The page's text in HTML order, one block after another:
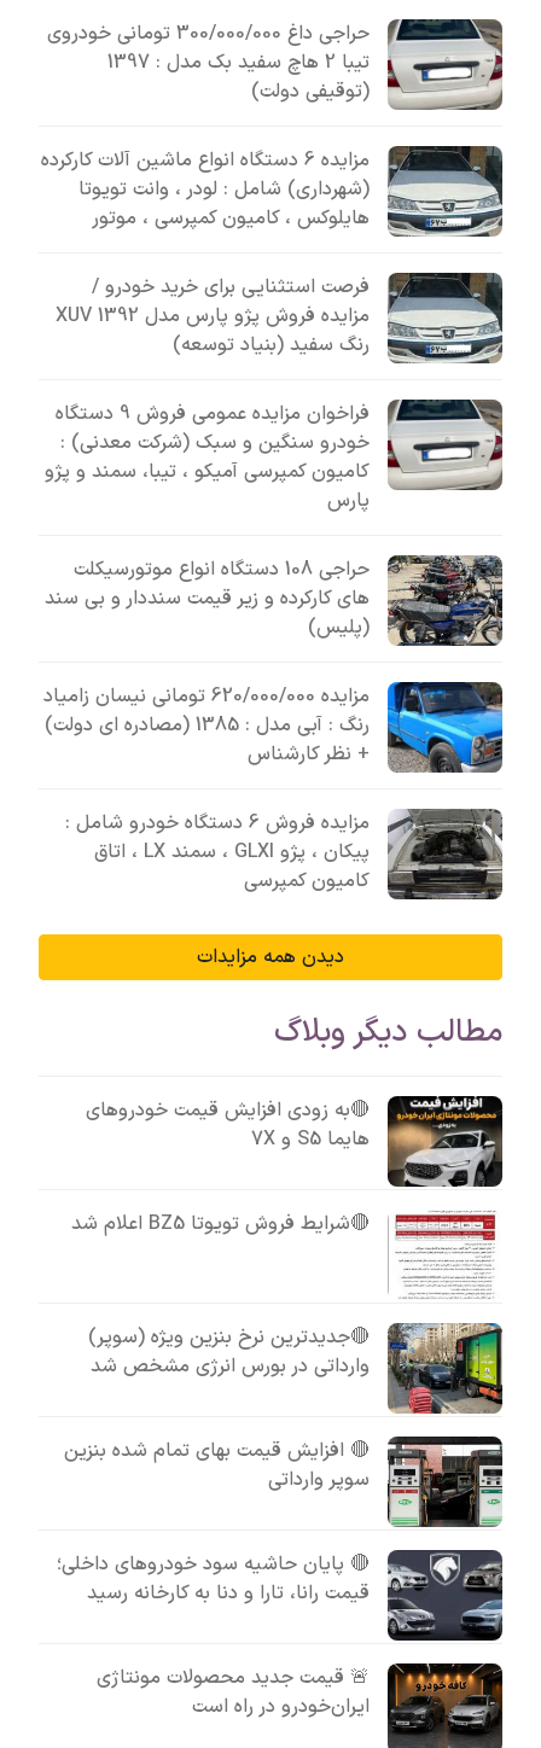
حراجی داغ 300/000/000 تومانی خودروی
تیبا 2 هاچ سفید بک مدل : 1397
(توقیفی دولت)
مزایده 6 دستگاه انواع ماشین آلات کارکرده
(شهرداری) شامل : لودر ، وانت تویوتا
هایلوکس ، کامیون کمپرسی ، موتور
فرصت استثنایی برای خرید خودرو /
مزایده فروش پژو پارس مدل 1392 XUV
رنگ سفید (بنیاد توسعه)
فراخوان مزایده عمومی فروش 9 دستگاه
خودرو سنگین و سبک (شرکت معدنی) :
کامیون کمپرسی آمیکو ، تیبا، سمند و پژو
پارس
حراجی 108 دستگاه انواع موتورسیکلت
های کارکرده و زیر قیمت سنددار و بی سند
(پلیس)
مزایده 620/000/000 تومانی نیسان زامیاد
رنگ : آبی مدل : 1385 (مصادره ای دولت)
+ نظر کارشناس
مزایده فروش 6 دستگاه خودرو شامل :
پیکان ، پژو GLXI ، سمند LX ، اتاق
کامیون کمپرسی
دیدن همه مزایدات
مطالب دیگر وبلاگ
🔴به زودی افزایش قیمت خودروهای
هایما S5 و 7X
🔴شرایط فروش تویوتا BZ5 اعلام شد
🔴جدیدترین نرخ بنزین ویژه (سوپر)
وارداتی در بورس انرژی مشخص شد
🔴 افزایش قیمت بهای تمام شده بنزین
سوپر وارداتی
🔴 پایان حاشیه سود خودروهای داخلی؛
قیمت رانا، تارا و دنا به کارخانه رسید
🚨 قیمت جدید محصولات مونتاژی
ایران‌خودرو در راه است